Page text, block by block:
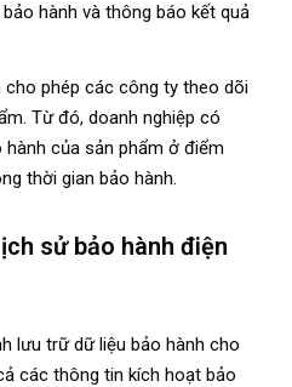
hành và thông báo kết quả
cho phép các công ty theo dõi
Từ đó, doanh nghiệp có
của sản phẩm ở điểm
thời gian bảo hành.
sử bảo hành điện
lưu trữ dữ liệu bảo hành cho
các thông tin kích hoạt bảo